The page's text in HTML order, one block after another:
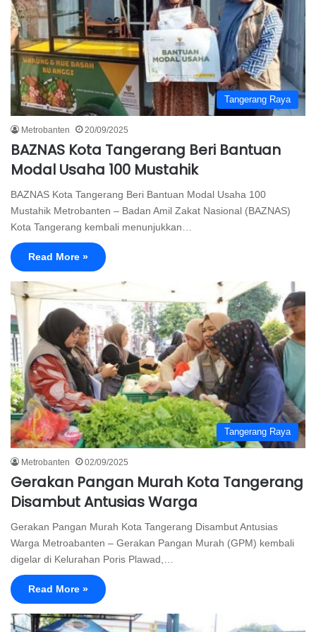
Tangerang Raya
Metrobanten 20/09/2025
BAZNAS Kota Tangerang Beri Bantuan
Modal Usaha 100 Mustahik
BAZNAS Kota Tangerang Beri Bantuan Modal Usaha 100
Mustahik Metrobanten – Badan Amil Zakat Nasional (BAZNAS)
Kota Tangerang kembali menunjukkan…
Read More »
Tangerang Raya
Metrobanten 02/09/2025
Gerakan Pangan Murah Kota Tangerang
Disambut Antusias Warga
Gerakan Pangan Murah Kota Tangerang Disambut Antusias
Warga Metroabanten – Gerakan Pangan Murah (GPM) kembali
digelar di Kelurahan Poris Plawad,…
Read More »